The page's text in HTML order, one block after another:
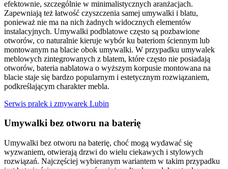
efektownie, szczególnie w minimalistycznych aranżacjach.
Zapewniają też łatwość czyszczenia samej umywalki i blatu,
ponieważ nie ma na nich żadnych widocznych elementów
instalacyjnych. Umywalki podblatowe często są pozbawione
otworów, co naturalnie kieruje wybór ku bateriom ściennym lub
montowanym na blacie obok umywalki. W przypadku umywalek
meblowych zintegrowanych z blatem, które często nie posiadają
otworów, bateria nablatowa o wyższym korpusie montowana na
blacie staje się bardzo popularnym i estetycznym rozwiązaniem,
podkreślającym charakter mebla.
Serwis pralek i zmywarek Lubin
Umywalki bez otworu na baterię
Umywalki bez otworu na baterię, choć mogą wydawać się
wyzwaniem, otwierają drzwi do wielu ciekawych i stylowych
rozwiązań. Najczęściej wybieranym wariantem w takim przypadku